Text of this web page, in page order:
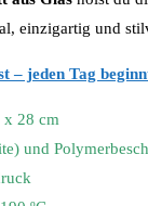
einzigartig und
– jeden Tag
x 28 cm
und